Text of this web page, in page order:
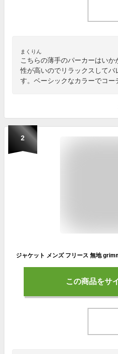
まくりん
こちらの薄手のパーカーはい
性が高いのでリラックスしてバ
す。ベーシックなカラーでコー
2
この商品をサ